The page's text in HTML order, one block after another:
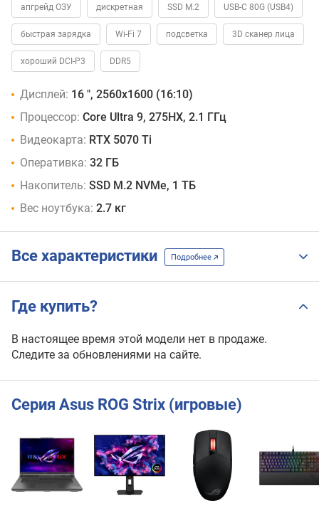
апгрейд ОЗУ дискретная SSD M.2 USB-C 80G (USB4)
быстрая зарядка Wi-Fi 7 подсветка 3D сканер лица
хороший DCI-P3 DDR5
Дисплей: 16 ", 2560x1600 (16:10)
Процессор: Core Ultra 9, 275HX, 2.1 ГГц
Видеокарта: RTX 5070 Ti
Оперативка: 32 ГБ
Накопитель: SSD M.2 NVMe, 1 ТБ
Вес ноутбука: 2.7 кг
Все характеристики Подробнее
Где купить?
В настоящее время этой модели нет в продаже.
Следите за обновлениями на сайте.
Серия Asus ROG Strix (игровые)